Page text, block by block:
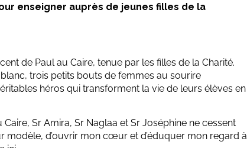
enseigner auprès de jeunes filles de la
de Paul au Caire, tenue par les filles de la Charité.
trois petits bouts de femmes au sourire
héros qui transforment la vie de leurs élèves en
Sr Amira, Sr Naglaa et Sr Joséphine ne cessent
modèle, d’ouvrir mon cœur et d’éduquer mon regard à